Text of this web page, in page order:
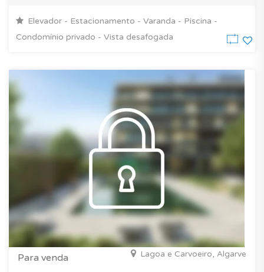
Elevador - Estacionamento - Varanda - Piscina -
Condomínio privado - Vista desafogada
Para venda Lagoa e Carvoeiro, Algarve